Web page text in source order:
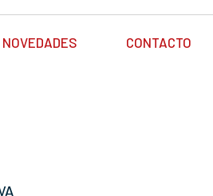
NOVEDADES CONTACTO